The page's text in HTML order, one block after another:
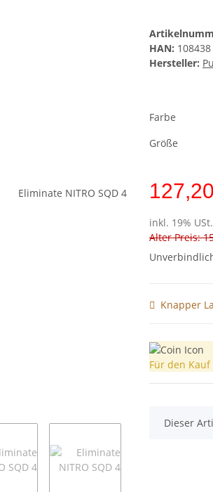
HAN: 108438
Hersteller:
Farbe
Größe
inkl. 19%
Alter Preis:
Knapper
Für den
x
Dieser